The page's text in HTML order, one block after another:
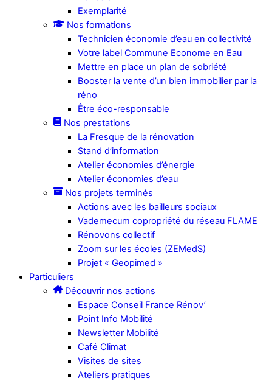
Exemplarité
Nos formations
Technicien économie d’eau en collectivité
Votre label Commune Econome en Eau
Mettre en place un plan de sobriété
Booster la vente d’un bien immobilier par la
réno
Être éco-responsable
Nos prestations
La Fresque de la rénovation
Stand d’information
Atelier économies d’énergie
Atelier économies d’eau
Nos projets terminés
Actions avec les bailleurs sociaux
Vademecum copropriété du réseau FLAME
Rénovons collectif
Zoom sur les écoles (ZEMedS)
Projet « Geopimed »
Particuliers
Découvrir nos actions
Espace Conseil France Rénov’
Point Info Mobilité
Newsletter Mobilité
Café Climat
Visites de sites
Ateliers pratiques